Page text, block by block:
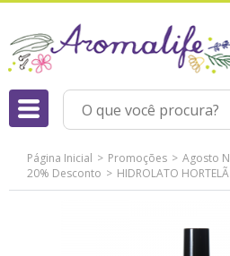
Página Inicial Promoções
Agosto
20% Desconto
HIDROLATO